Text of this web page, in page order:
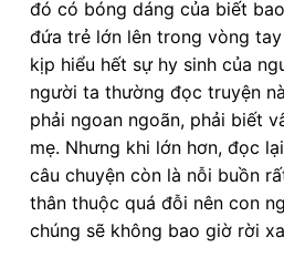
đó có bóng dáng của biết
đứa trẻ lớn lên trong vòng
kịp hiểu hết sự hy sinh của
người ta thường đọc truyện
phải ngoan ngoãn, phải biết
mẹ. Nhưng khi lớn hơn, đọc
câu chuyện còn là nỗi buồn
thân thuộc quá đỗi nên con
chúng sẽ không bao giờ rời